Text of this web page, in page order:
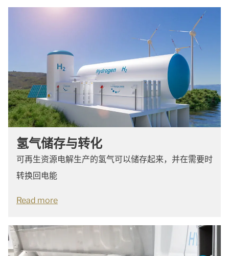
氢气储存与转化
可再生资源电解生产的氢气可以储存起来，并在需要时
转换回电能
Read more